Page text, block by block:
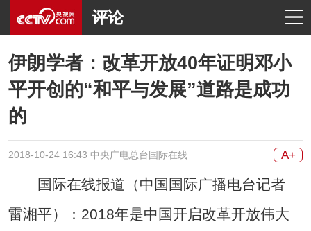
评论
伊朗学者：改革开放40年证明邓小
平开创的“和平与发展”道路是成功
的
2018-10-24 16:43 中央广电总台国际在线 A+
国际在线报道（中国国际广播电台记者
雷湘平）：2018年是中国开启改革开放伟大